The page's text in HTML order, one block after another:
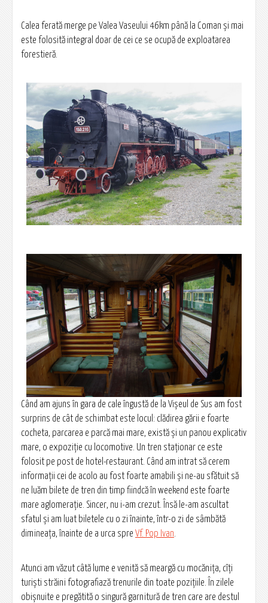
Calea ferată merge pe Valea Vaseului 46km până la Coman şi mai
este folosită integral doar de cei ce se ocupă de exploatarea
forestieră.
Când am ajuns în gara de cale îngustă de la Vișeul de Sus am fost
surprins de cât de schimbat este locul: clădirea gării e foarte
cocheta, parcarea e parcă mai mare, există şi un panou explicativ
mare, o expoziţie cu locomotive. Un tren staţionar ce este
folosit pe post de hotel-restaurant. Când am intrat să cerem
informaţii cei de acolo au fost foarte amabili şi ne-au sfătuit să
ne luăm bilete de tren din timp fiindcă în weekend este foarte
mare aglomeraţie. Sincer, nu i-am crezut. Însă le-am ascultat
sfatul şi am luat biletele cu o zi înainte, într-o zi de sâmbătă
dimineaţa, înainte de a urca spre Vf. Pop Ivan
Atunci am văzut câtă lume e venită să meargă cu mocăniţa, cîți
turişti străini fotografiază trenurile din toate poziţiile. În zilele
obişnuite e pregătită o singură garnitură de tren care are destul